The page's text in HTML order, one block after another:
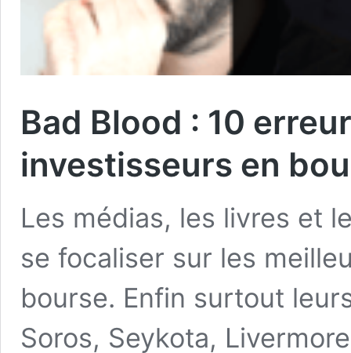
Bad Blood : 10
investisseurs en
Les médias, les livres et
se focaliser sur les
bourse. Enfin surtout
Soros, Seykota,